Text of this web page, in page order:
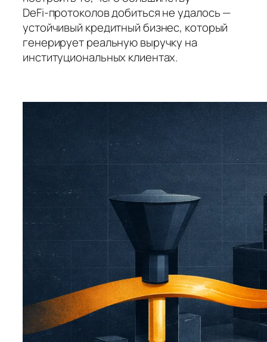
DeFi‑протоколов добиться не удалось —
устойчивый кредитный бизнес, который
генерирует реальную выручку на
институциональных клиентах.